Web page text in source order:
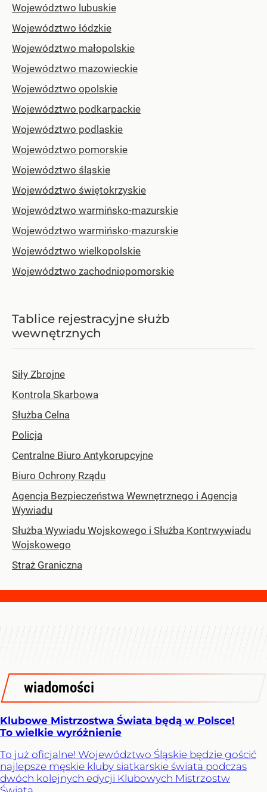
Województwo lubuskie
Województwo łódzkie
Województwo małopolskie
Województwo mazowieckie
Województwo opolskie
Województwo podkarpackie
Województwo podlaskie
Województwo pomorskie
Województwo śląskie
Województwo świętokrzyskie
Województwo warmińsko-mazurskie
Województwo warmińsko-mazurskie
Województwo wielkopolskie
Województwo zachodniopomorskie
Tablice rejestracyjne służb
wewnętrznych
Siły Zbrojne
Kontrola Skarbowa
Służba Celna
Policja
Centralne Biuro Antykorupcyjne
Biuro Ochrony Rządu
Agencja Bezpieczeństwa Wewnętrznego i Agencja
Wywiadu
Służba Wywiadu Wojskowego i Służba Kontrwywiadu
Wojskowego
Straż Graniczna
wiadomości
Klubowe Mistrzostwa Świata będą w Polsce!
To wielkie wyróżnienie
To już oficjalne! Województwo Śląskie będzie gościć
najlepsze męskie kluby siatkarskie świata podczas
dwóch kolejnych edycji Klubowych Mistrzostw